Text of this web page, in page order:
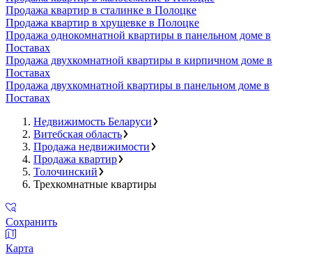
Продажа квартир в сталинке в Полоцке
Продажа квартир в хрущевке в Полоцке
Продажа однокомнатной квартиры в панельном доме в
Поставах
Продажа двухкомнатной квартиры в кирпичном доме в
Поставах
Продажа двухкомнатной квартиры в панельном доме в
Поставах
Недвижимость Беларуси
Витебская область
Продажа недвижимости
Продажа квартир
Толочинский
Трехкомнатные квартиры
Сохранить
Карта